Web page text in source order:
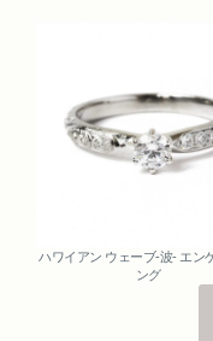
ハワイアン ウェーブ-波- エン
ング